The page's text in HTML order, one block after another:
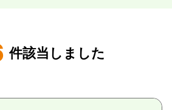
件該当しました